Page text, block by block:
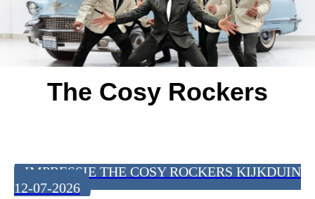
The Cosy Rockers
IMPRESSIE THE COSY ROCKERS KIJKDUIN
12-07-2026